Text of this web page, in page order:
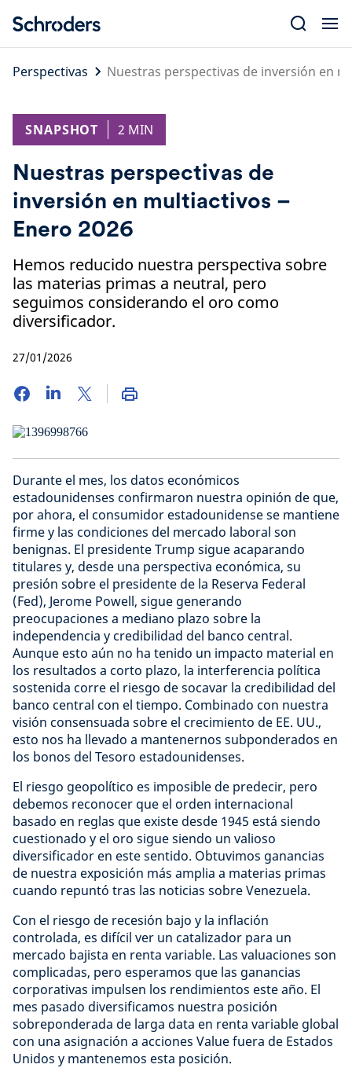
content
Perspectivas
Nuestras perspectivas de inversión en
SNAPSHOT 2 MIN
Nuestras perspectivas de
inversión en multiactivos –
Enero 2026
Hemos reducido nuestra perspectiva sobre
las materias primas a neutral, pero
seguimos considerando el oro como
diversificador.
27/01/2026
Durante el mes, los datos económicos
estadounidenses confirmaron nuestra opinión de que,
por ahora, el consumidor estadounidense se mantiene
firme y las condiciones del mercado laboral son
benignas. El presidente Trump sigue acaparando
titulares y, desde una perspectiva económica, su
presión sobre el presidente de la Reserva Federal
(Fed), Jerome Powell, sigue generando
preocupaciones a mediano plazo sobre la
independencia y credibilidad del banco central.
Aunque esto aún no ha tenido un impacto material en
los resultados a corto plazo, la interferencia política
sostenida corre el riesgo de socavar la credibilidad del
banco central con el tiempo. Combinado con nuestra
visión consensuada sobre el crecimiento de EE. UU.,
esto nos ha llevado a mantenernos subponderados en
los bonos del Tesoro estadounidenses.
El riesgo geopolítico es imposible de predecir, pero
debemos reconocer que el orden internacional
basado en reglas que existe desde 1945 está siendo
cuestionado y el oro sigue siendo un valioso
diversificador en este sentido. Obtuvimos ganancias
de nuestra exposición más amplia a materias primas
cuando repuntó tras las noticias sobre Venezuela.
Con el riesgo de recesión bajo y la inflación
controlada, es difícil ver un catalizador para un
mercado bajista en renta variable. Las valuaciones son
complicadas, pero esperamos que las ganancias
corporativas impulsen los rendimientos este año. El
mes pasado diversificamos nuestra posición
sobreponderada de larga data en renta variable global
con una asignación a acciones Value fuera de Estados
Unidos y mantenemos esta posición.